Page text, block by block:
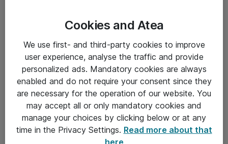
Hinnat eivät sisällä arvonlisäveroa
eShop Info
Takuu- ja huolto-ohjeet
Yleiset toimitusehdot
Cookies and Atea
We use first- and third-party cookies to improve
user experience, analyse the traffic and provide
personalized ads. Mandatory cookies are always
enabled and do not require your consent since they
are necessary for the operation of our website. You
may accept all or only mandatory cookies and
manage your choices by clicking below or at any
time in the Privacy Settings. Read more about that
here